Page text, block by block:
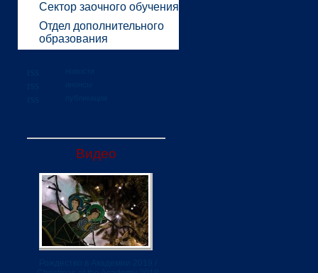
Сектор заочного обучения
Отдел дополнительного
образования
Видео